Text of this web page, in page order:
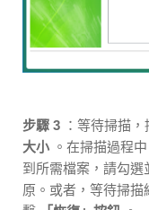
步驟 3 ：等待掃描
大小 。在掃描過程
到所需檔案，請勾選
原。或者，等待掃